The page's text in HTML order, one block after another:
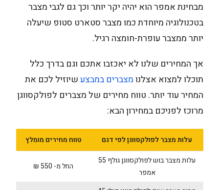
מבחינת אמפר הוא יהיה יקר יותר וכך גם לגבי מצבר
בטכנולוגיה מיוחדת כמו מצבר סטארט סטופ שיעלה
יותר ממצבר עופרת-חומצה רגיל.
אך המחירים שלנו לא יאכזבו אתכם וגם בדרך כלל
תוכלו למצוא אצלנומצברים במבצעשיוזיל לכם את
המחיר עוד יותר. טווח מחירים של מצברים לפולקסווגן
מרוכז לפניכם במחירון הבא:
עלות מצבר לפולקסווגן לפי דגם
טווח מחירים מומלץ
עלות מצבר בוש לפולקסווגן גולף 55
אמפר
החל מ- 550 ₪